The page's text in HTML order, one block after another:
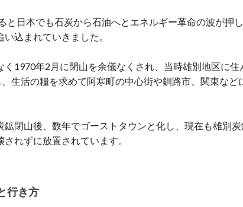
と日本でも石炭から石油へとエネルギー革命の波が押
込まれていきました。
く1970年2月に閉山を余儀なくされ、当時雄別地区に住
生活の糧を求めて阿寒町の中心街や釧路市、関東など
鉱閉山後、数年でゴーストタウンと化し、現在も雄別
れずに放置されています。
行き方